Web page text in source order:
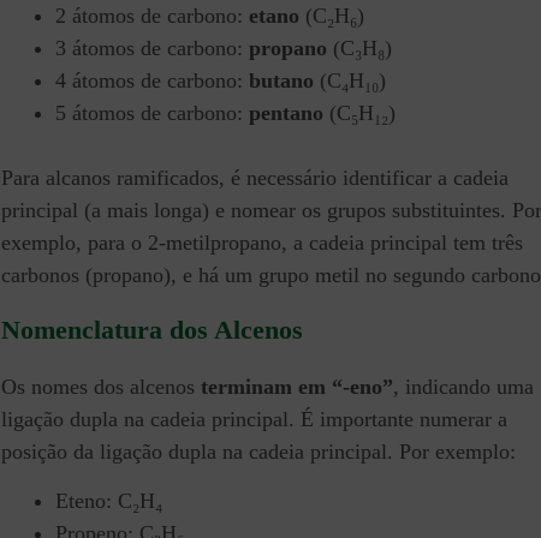
2 átomos de carbono: etano (C₂H₆)
3 átomos de carbono: propano (C₃H₈)
4 átomos de carbono: butano (C₄H₁₀)
5 átomos de carbono: pentano (C₅H₁₂)
Para alcanos ramificados, é necessário identificar a cadeia
principal (a mais longa) e nomear os grupos substituintes. Por
exemplo, para o 2-metilpropano, a cadeia principal tem três
carbonos (propano), e há um grupo metil no segundo
Nomenclatura dos Alcenos
Os nomes dos alcenos terminam em “-eno”, indicando uma
ligação dupla na cadeia principal. É importante numerar a
posição da ligação dupla na cadeia principal. Por exemplo:
Eteno: C₂H₄